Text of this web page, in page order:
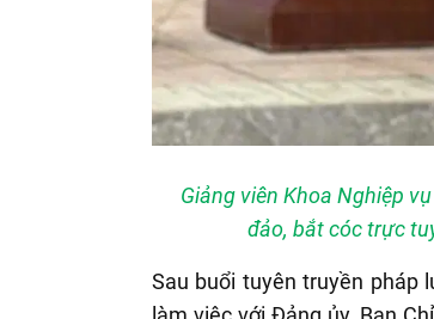
Giảng viên Khoa Nghiệp
đảo, bắt cóc trực
Sau buổi tuyên truyền pháp